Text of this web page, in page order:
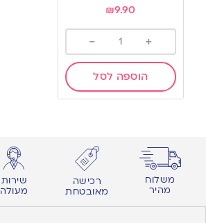
₪9.90
+
-
הוספה לסל
משלוח
מהיר
רכישה
מאובטחת
שירות
מעולה